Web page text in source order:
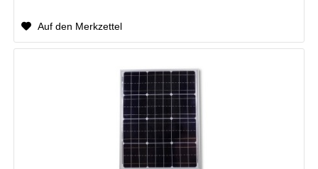
Auf den Merkzettel